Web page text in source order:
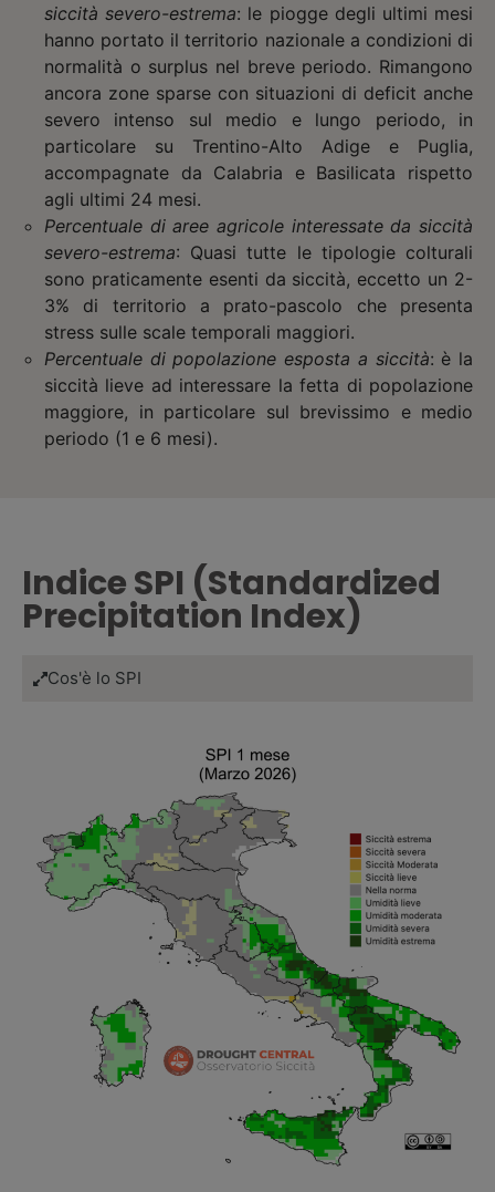
siccità severo-estrema: le piogge degli ultimi mesi
hanno portato il territorio nazionale a condizioni di
normalità o surplus nel breve periodo. Rimangono
ancora zone sparse con situazioni di deficit anche
severo intenso sul medio e lungo periodo, in
particolare su Trentino-Alto Adige e Puglia,
accompagnate da Calabria e Basilicata rispetto
agli ultimi 24 mesi.
Percentuale di aree agricole interessate da siccità
severo-estrema: Quasi tutte le tipologie colturali
sono praticamente esenti da siccità, eccetto un 2-
3% di territorio a prato-pascolo che presenta
stress sulle scale temporali maggiori.
Percentuale di popolazione esposta a siccità: è la
siccità lieve ad interessare la fetta di popolazione
maggiore, in particolare sul brevissimo e medio
periodo (1 e 6 mesi).
Indice SPI (Standardized
Precipitation Index)
Cos'è lo SPI